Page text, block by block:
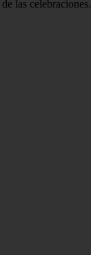
las celebraciones.